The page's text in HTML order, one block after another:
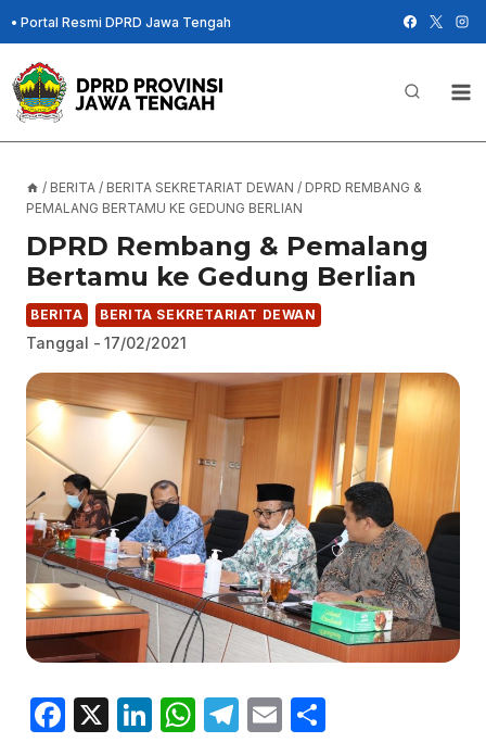
Skip
to
content
• Portal Resmi DPRD Jawa Tengah
/ BERITA / BERITA SEKRETARIAT DEWAN / DPRD REMBANG &
PEMALANG BERTAMU KE GEDUNG BERLIAN
DPRD Rembang & Pemalang
Bertamu ke Gedung Berlian
BERITA BERITA SEKRETARIAT DEWAN
Tanggal - 17/02/2021
F
X
Li W T
E